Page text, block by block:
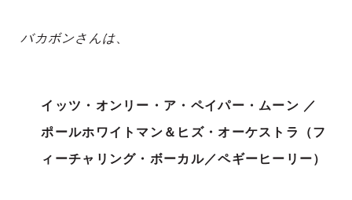
バカボンさんは
イッツ・オンリー・ア・ペイパー・ムーン ／
ポールホワイトマン＆ヒズ・オーケストラ（フ
ィーチャリング・ボーカル／ペギーヒーリー）